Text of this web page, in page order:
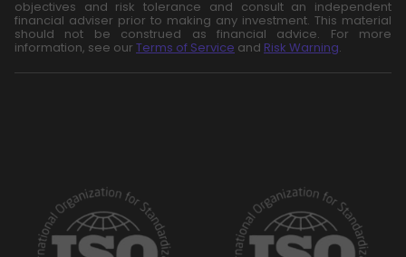
objectives and risk tolerance and consult an independent
financial adviser prior to making any investment. This material
should not be construed as financial advice. For more
information, see our Terms of Service and Risk Warning.